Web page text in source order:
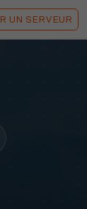
UN SERVEUR